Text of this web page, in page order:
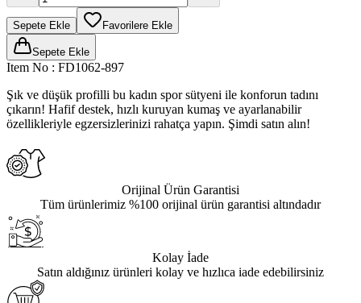
Sepete Ekle Favorilere Ekle
Sepete Ekle
Item No : FD1062-897
Şık ve düşük profilli bu kadın spor sütyeni ile konforun tadını
çıkarın! Hafif destek, hızlı kuruyan kumaş ve ayarlanabilir
özellikleriyle egzersizlerinizi rahatça yapın. Şimdi satın alın!
Orijinal Ürün Garantisi
Tüm ürünlerimiz %100 orijinal ürün garantisi altındadır
Kolay İade
Satın aldığınız ürünleri kolay ve hızlıca iade edebilirsiniz